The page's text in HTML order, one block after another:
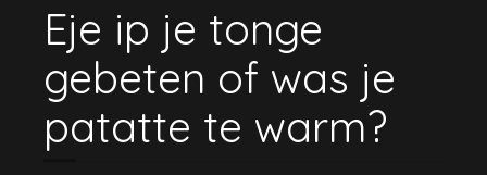
Eje ip je tonge
gebeten of was je
patatte te warm?